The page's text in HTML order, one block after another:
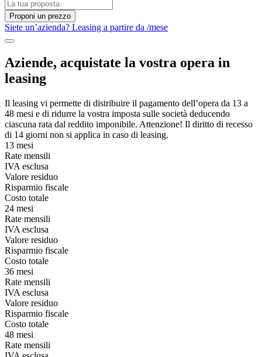
Proponi un prezzo
Siete un’azienda? Leasing a partire da /mese
Aziende, acquistate la vostra opera in
leasing
Il leasing vi permette di distribuire il pagamento dell’opera da 13 a
48 mesi e di ridurre la vostra imposta sulle società deducendo
ciascuna rata dal reddito imponibile. Attenzione! Il diritto di recesso
di 14 giorni non si applica in caso di leasing.
13 mesi
Rate mensili
IVA esclusa
Valore residuo
Risparmio fiscale
Costo totale
24 mesi
Rate mensili
IVA esclusa
Valore residuo
Risparmio fiscale
Costo totale
36 mesi
Rate mensili
IVA esclusa
Valore residuo
Risparmio fiscale
Costo totale
48 mesi
Rate mensili